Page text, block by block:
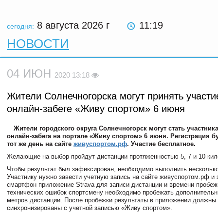
сегодня: 8 августа 2026 г 11:19
НОВОСТИ
04 ИЮН 2020 13:18
Жители Солнечногорска могут принять
онлайн-забеге «Живу спортом» 6 июня
Жители городского округа Солнечногорск могут стать
онлайн-забега на портале «Живу спортом» 6 июня. Регистрация
тот же день на сайте живуспортом.рф. Участие бесплатное.
Желающие на выбор пройдут дистанции протяженностью 5, 7 и 10
Чтобы результат был зафиксирован, необходимо выполнить
Участнику нужно завести учетную запись на сайте живуспортом.рф и
смартфон приложение Strava для записи дистанции и времени
технических ошибок спортсмену необходимо пробежать
метров дистанции. После пробежки результаты в приложении должны
синхронизированы с учетной записью «Живу спортом».